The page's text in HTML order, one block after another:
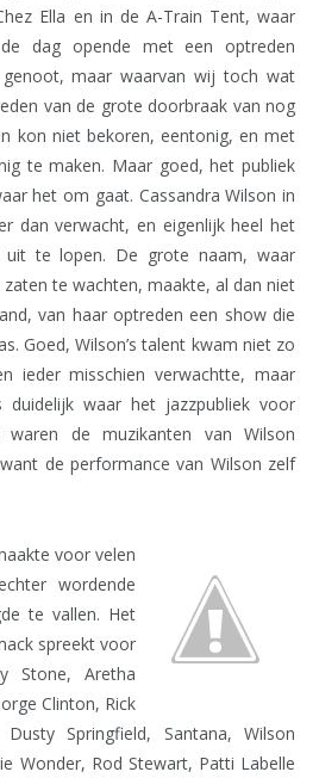
Ella en in de A-Train Tent, waar
dag opende met een optreden
maar waarvan wij toch wat
van de grote doorbraak van nog
kon niet bekoren, eentonig, en met
te maken. Maar goed, het publiek
het om gaat. Cassandra Wilson in
dan verwacht, en eigenlijk heel het
uit te lopen. De grote naam, waar
te wachten, maakte, al dan niet
van haar optreden een show die
Goed, Wilson’s talent kwam niet zo
ieder misschien verwachtte, maar
duidelijk waar het jazzpubliek voor
de muzikanten van Wilson
de performance van Wilson zelf
voor velen
wordende
te vallen. Het
spreekt voor
Stone, Aretha
Clinton, Rick
Springfield, Santana, Wilson
Wonder, Rod Stewart, Patti Labelle